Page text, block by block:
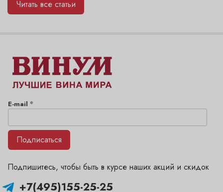
Читать все статьи
+7(495)155-25-25
Подпишитесь, чтобы быть в курсе наших акций и скидок
E-mail *
Подписаться